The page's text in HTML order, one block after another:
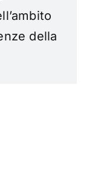
della